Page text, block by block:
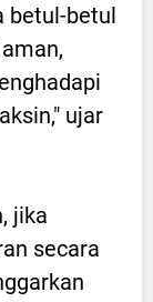
betul-betul
ujar
jika
secara